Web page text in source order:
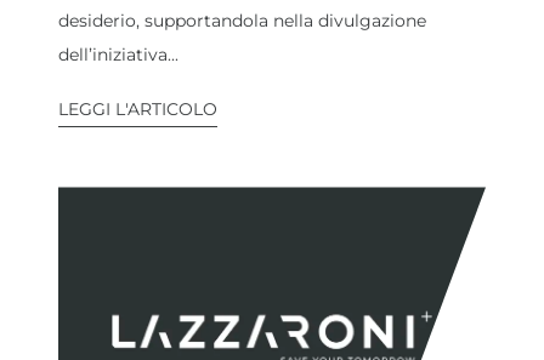
desiderio, supportandola nella divulgazione
dell’iniziativa...
LEGGI L'ARTICOLO